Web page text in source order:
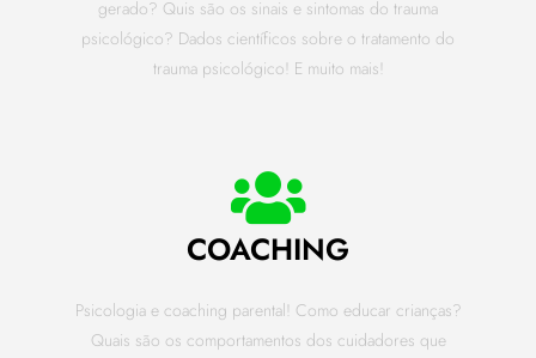
gerado? Quis são os sinais e sintomas do trauma
psicológico? Dados científicos sobre o tratamento do
trauma psicológico! E muito mais!
COACHING
Psicologia e coaching parental! Como educar crianças?
Quais são os comportamentos dos cuidadores que